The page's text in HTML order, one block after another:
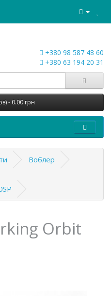
+380 98 587 48 60
+380 63 194 20 31
- 0.00 грн
Воблер
Orbit